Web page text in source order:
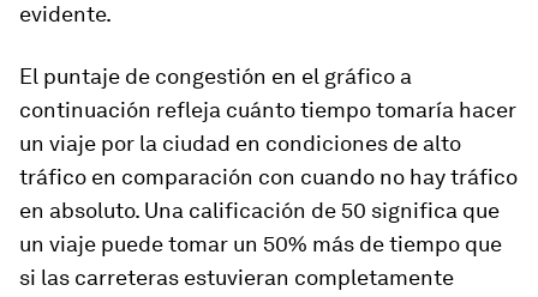
evidente.
El puntaje de congestión en el gráfico a
continuación refleja cuánto tiempo tomaría hacer
un viaje por la ciudad en condiciones de alto
tráfico en comparación con cuando no hay tráfico
en absoluto. Una calificación de 50 significa que
un viaje puede tomar un 50% más de tiempo que
si las carreteras estuvieran completamente